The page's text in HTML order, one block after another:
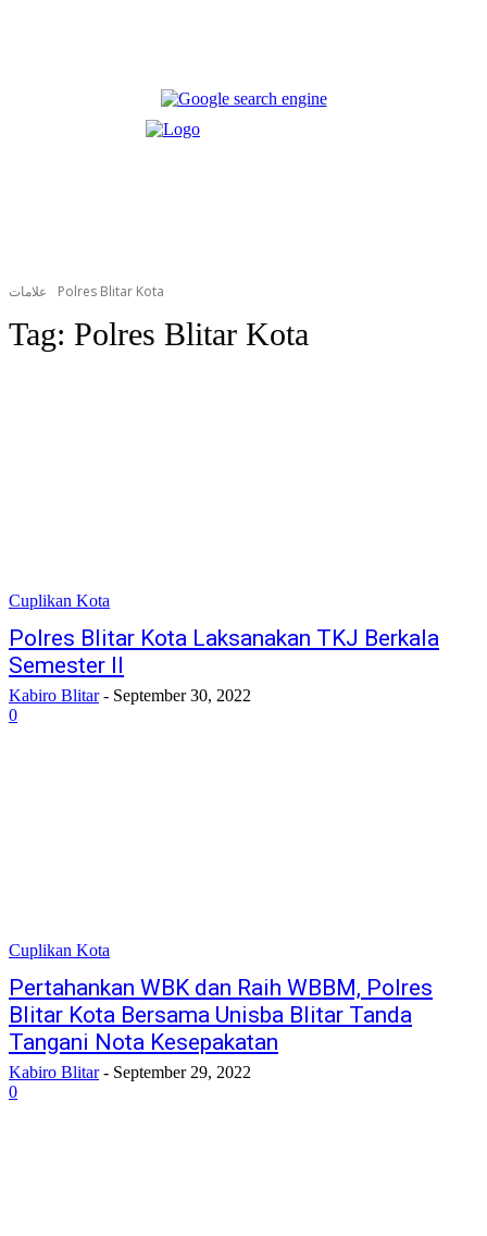
علامات Polres Blitar Kota
Tag: Polres Blitar Kota
Cuplikan Kota
Polres Blitar Kota Laksanakan TKJ Berkala
Semester II
Kabiro Blitar - September 30, 2022
0
Cuplikan Kota
Pertahankan WBK dan Raih WBBM, Polres
Blitar Kota Bersama Unisba Blitar Tanda
Tangani Nota Kesepakatan
Kabiro Blitar - September 29, 2022
0